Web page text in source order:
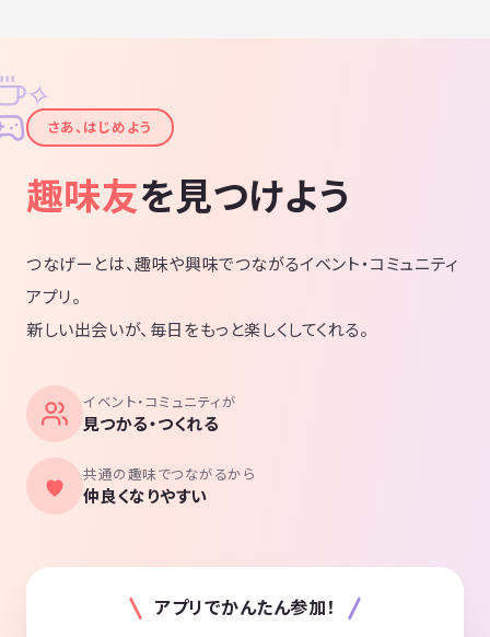
✦
✧
さあ、はじめよう
趣味友を見つけよう
つなげーとは、趣味や興味でつながるイベント・コミュニティ
アプリ。
新しい出会いが、毎日をもっと楽しくしてくれる。
イベント・コミュニティが
見つかる・つくれる
共通の趣味でつながるから
仲良くなりやすい
アプリでかんたん参加！